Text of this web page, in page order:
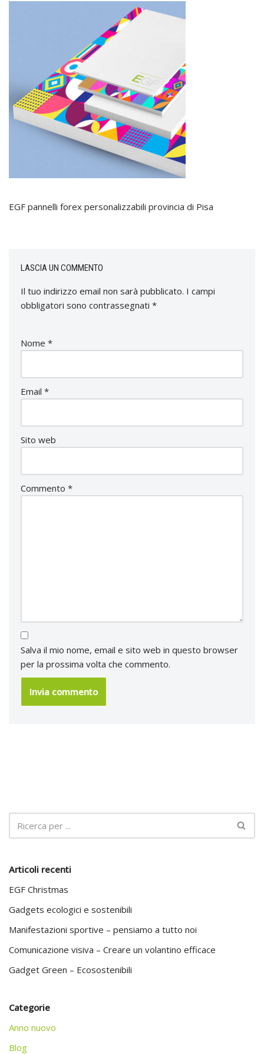
EGF pannelli forex personalizzabili provincia di Pisa
LASCIA UN COMMENTO
Il tuo indirizzo email non sarà pubblicato. I campi
obbligatori sono contrassegnati *
Nome *
Email *
Sito web
Commento *
Salva il mio nome, email e sito web in questo browser
per la prossima volta che commento.
Articoli recenti
EGF Christmas
Gadgets ecologici e sostenibili
Manifestazioni sportive – pensiamo a tutto noi
Comunicazione visiva – Creare un volantino efficace
Gadget Green – Ecosostenibili
Categorie
Anno nuovo
Blog